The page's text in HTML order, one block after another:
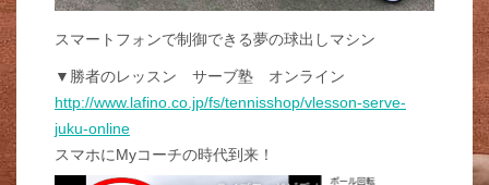
スマートフォンで制御できる夢の球出しマシン
▼勝者のレッスン サーブ塾 オンライン
http://www.lafino.co.jp/fs/tennisshop/vlesson-serve-
juku-online
スマホにMyコーチの時代到来！